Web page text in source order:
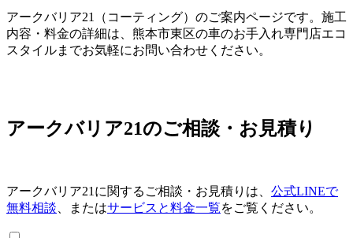
アークバリア21（コーティング）のご案内ページです。施工
内容・料金の詳細は、熊本市東区の車のお手入れ専門店エコ
スタイルまでお気軽にお問い合わせください。
アークバリア21のご相談・お見積り
アークバリア21に関するご相談・お見積りは、 公式LINEで
無料相談 、またはサービスと料金一覧をご覧ください。